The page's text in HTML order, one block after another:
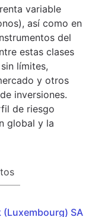
variable
así como en
del
estas clases
límites,
y otros
inversiones.
de riesgo
global y la
(Luxembourg) SA